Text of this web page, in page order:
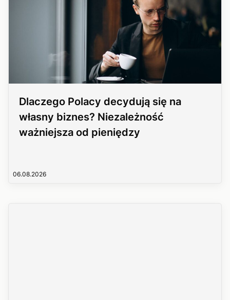
Dlaczego Polacy decydują się na
własny biznes? Niezależność
ważniejsza od pieniędzy
06.08.2026